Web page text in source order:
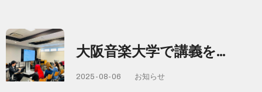
大阪音楽大学で講義を…
2025-08-06 お知らせ